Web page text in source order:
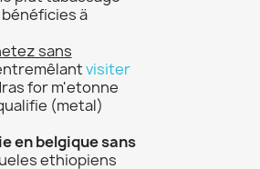
ä
sans
visiter
for m'etonne
(metal)
en belgique sans
ethiopiens